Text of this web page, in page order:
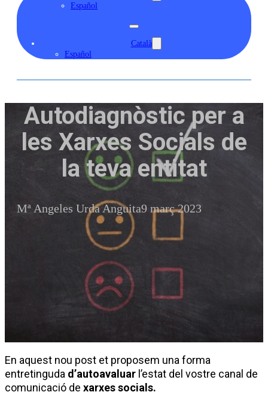
Español
Català
Español
Autodiagnòstic per a
les Xarxes Socials de
la teva entitat
Mª Angeles Urda Anguita9 març 2023
En aquest nou post et proposem una forma
entretinguda d’autoavaluar l’estat del vostre canal de
comunicació de xarxes socials.